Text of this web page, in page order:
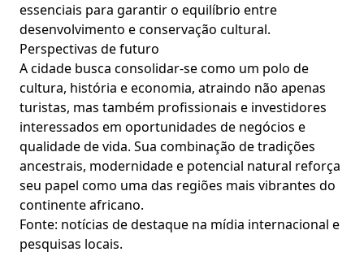
essenciais para garantir o equilíbrio entre
desenvolvimento e conservação cultural.
Perspectivas de futuro
A cidade busca consolidar-se como um polo de
cultura, história e economia, atraindo não apenas
turistas, mas também profissionais e investidores
interessados em oportunidades de negócios e
qualidade de vida. Sua combinação de tradições
ancestrais, modernidade e potencial natural reforça
seu papel como uma das regiões mais vibrantes do
continente africano.
Fonte: notícias de destaque na mídia internacional e
pesquisas locais.